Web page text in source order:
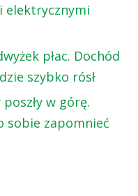
elektrycznymi
płac. Dochód
szybko rósł
w górę.
sobie zapomnieć